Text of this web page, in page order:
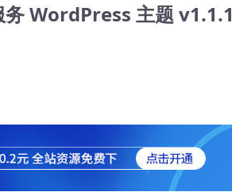
WordPress 主题 v1.1.1